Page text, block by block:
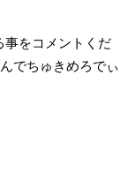
事をコメントくだ
でちゅきめろでぃ